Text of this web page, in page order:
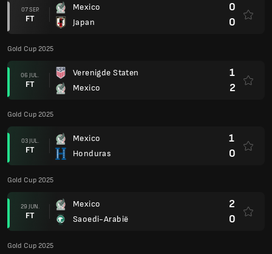
07 SEP.
FT
Mexico
Japan
0
0
Gold Cup 2025
06 JUL.
FT
Verenigde Staten
Mexico
1
2
Gold Cup 2025
03 JUL.
FT
Mexico
Honduras
1
0
Gold Cup 2025
29 JUN.
FT
Mexico
Saoedi-Arabië
2
0
Gold Cup 2025